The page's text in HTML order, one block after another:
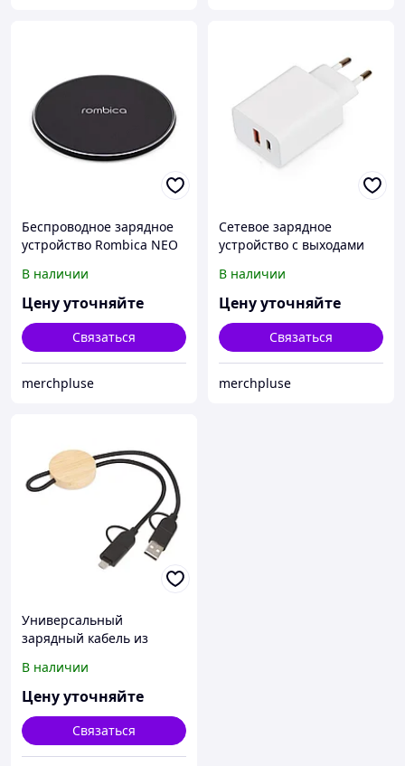
Беспроводное зарядное
устройство Rombica NEO
зарядкой, черный (с лого)
В наличии
Цену уточняйте
Связаться
merchpluse
Сетевое зарядное
устройство c выходами
Pro, быстрая зарядка
QC/PD, 30 Вт, белый
В наличии
Цену уточняйте
Связаться
merchpluse
Универсальный
зарядный кабель из
ТПЕ Acalypha, быстрая
зарядка 25 Вт, черный
В наличии
Цену уточняйте
Связаться